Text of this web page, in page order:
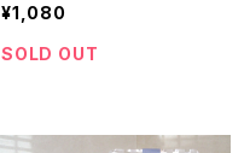
¥1,080
SOLD OUT